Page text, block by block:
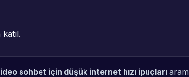
sohbet için düşük internet hızı ipuçları